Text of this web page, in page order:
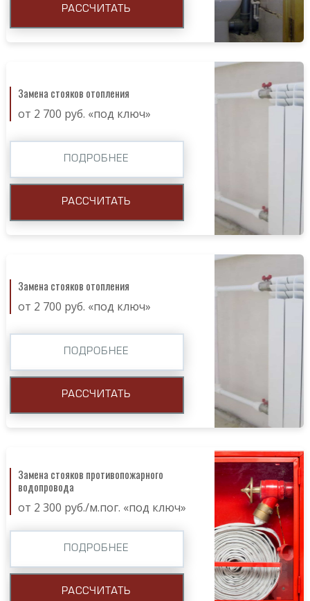
РАССЧИТАТЬ
Замена стояков отопления
от 2 700 руб. «под ключ»
ПОДРОБНЕЕ
РАССЧИТАТЬ
Замена стояков отопления
от 2 700 руб. «под ключ»
ПОДРОБНЕЕ
РАССЧИТАТЬ
Замена стояков противопожарного
водопровода
от 2 300 руб./м.пог. «под ключ»
ПОДРОБНЕЕ
РАССЧИТАТЬ